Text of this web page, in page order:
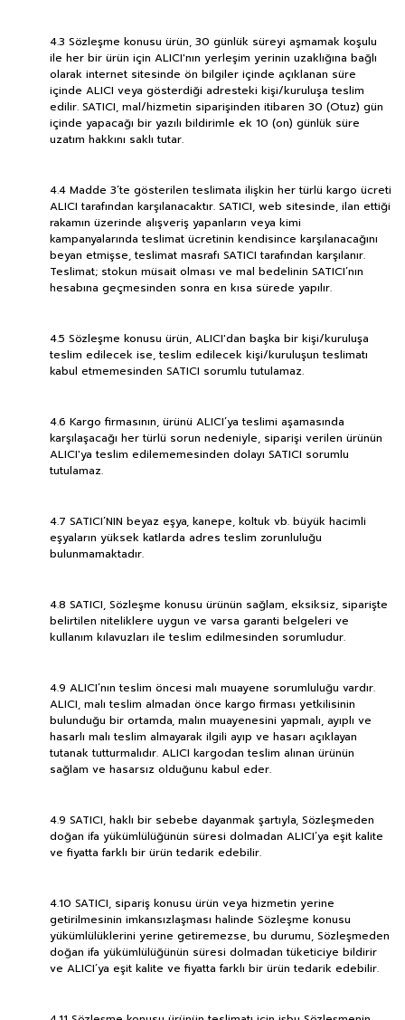
4.3 Sözleşme konusu ürün, 30 günlük süreyi aşmamak koşulu
ile her bir ürün için ALICI'nın yerleşim yerinin uzaklığına bağlı
olarak internet sitesinde ön bilgiler içinde açıklanan süre
içinde ALICI veya gösterdiği adresteki kişi/kuruluşa teslim
edilir. SATICI, mal/hizmetin siparişinden itibaren 30 (Otuz) gün
içinde yapacağı bir yazılı bildirimle ek 10 (on) günlük süre
uzatım hakkını saklı tutar.
4.4 Madde 3’te gösterilen teslimata ilişkin her türlü kargo ücreti
ALICI tarafından karşılanacaktır. SATICI, web sitesinde, ilan ettiği
rakamın üzerinde alışveriş yapanların veya kimi
kampanyalarında teslimat ücretinin kendisince karşılanacağını
beyan etmişse, teslimat masrafı SATICI tarafından karşılanır.
Teslimat; stokun müsait olması ve mal bedelinin SATICI’nın
hesabına geçmesinden sonra en kısa sürede yapılır.
4.5 Sözleşme konusu ürün, ALICI'dan başka bir kişi/kuruluşa
teslim edilecek ise, teslim edilecek kişi/kuruluşun teslimatı
kabul etmemesinden SATICI sorumlu tutulamaz.
4.6 Kargo firmasının, ürünü ALICI’ya teslimi aşamasında
karşılaşacağı her türlü sorun nedeniyle, siparişi verilen ürünün
ALICI'ya teslim edilememesinden dolayı SATICI sorumlu
tutulamaz.
4.7 SATICI’NIN beyaz eşya, kanepe, koltuk vb. büyük hacimli
eşyaların yüksek katlarda adres teslim zorunluluğu
bulunmamaktadır.
4.8 SATICI, Sözleşme konusu ürünün sağlam, eksiksiz, siparişte
belirtilen niteliklere uygun ve varsa garanti belgeleri ve
kullanım kılavuzları ile teslim edilmesinden sorumludur.
4.9 ALICI’nın teslim öncesi malı muayene sorumluluğu vardır.
ALICI, malı teslim almadan önce kargo firması yetkilisinin
bulunduğu bir ortamda, malın muayenesini yapmalı, ayıplı ve
hasarlı malı teslim almayarak ilgili ayıp ve hasarı açıklayan
tutanak tutturmalıdır. ALICI kargodan teslim alınan ürünün
sağlam ve hasarsız olduğunu kabul eder.
4.9 SATICI, haklı bir sebebe dayanmak şartıyla, Sözleşmeden
doğan ifa yükümlülüğünün süresi dolmadan ALICI’ya eşit kalite
ve fiyatta farklı bir ürün tedarik edebilir.
4.10 SATICI, sipariş konusu ürün veya hizmetin yerine
getirilmesinin imkansızlaşması halinde Sözleşme konusu
yükümlülüklerini yerine getiremezse, bu durumu, Sözleşmeden
doğan ifa yükümlülüğünün süresi dolmadan tüketiciye bildirir
ve ALICI’ya eşit kalite ve fiyatta farklı bir ürün tedarik edebilir.